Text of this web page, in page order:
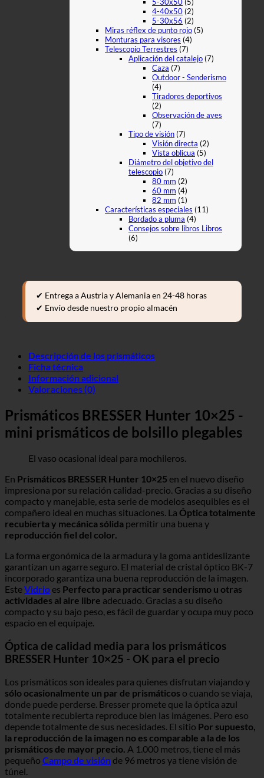
4-40x50(2)
5-30x56 (2)
Miras réflex de punto rojo(5)
Monturas para visores (4)
Telescopio Terrestres (7)
Aplicación del catalejo(7)
Caza (7)
Outdoor - Senderismo
(4)
Tiradores deportivos
(2)
Observación de aves
(7)
Tipo de visión(7)
Visión directa (2)
Vista oblicua (5)
Diámetro del objetivo del
telescopio(7)
80 mm (2)
60 mm (4)
82 mm (1)
Características especiales (11)
Bordado a pluma (4)
Consejos sobre libros Libros
(6)
✔ Entrega a Austria y Alemania en 24-48 horas
✔ Envío desde nuestro propio almacén
Descripción de los prismáticos
Ficha técnica
Información adicional
Valoraciones (0)
Prismáticos BRESSER Hunter 10×25 -
mini prismáticos de bolsillo plegables
El vaso ocasional ideal para mochileros.
En Prismáticos BRESSER Hunter 10×25 en el nuevo diseño
impresiona por su relación calidad-precio. Gracias a su diseño
compacto y manejable, esta serie de modelos asequibles es el
compañero ideal en muchas situaciones. La Óptica totalmente
recubierta y mecánica sólida permitir una buena y
reproducción fiel del color.
La forma ergonómica de la armadura y la goma antideslizante
garantizan un agarre seguro. El material de cristal óptico BK-7
incorporado garantiza una buena reproducción de la imagen.
EsteVidrio es Perfecto para practicar senderismo u otras
actividades al aire libre adecuado. Gracias a su diseño
compacto y su bajo peso, es fácil de guardar y ocupa muy poco
espacio en el equipaje.
Óptica de calidad media para los prismáticos
BRESSER Hunter 10×25 - OK para el precio
Los prismáticos son ideales para quienes disfrutan viajando y
sólo ocasionalmente un par de prismáticos o cuando se viaja,
donde puede perderse. Bresser promete que la óptica azul
totalmente recubierta reproduce bien las imágenes. Pero eso
depende totalmente de sus necesidades. El sitio Por supuesto,
la reproducción de la imagen no es comparable a la de los
prismáticos de mayor precio. A 1.000 metros, tiene el más
pequeño Campo de visión de 96 metros ya tiene visión de
túnel.